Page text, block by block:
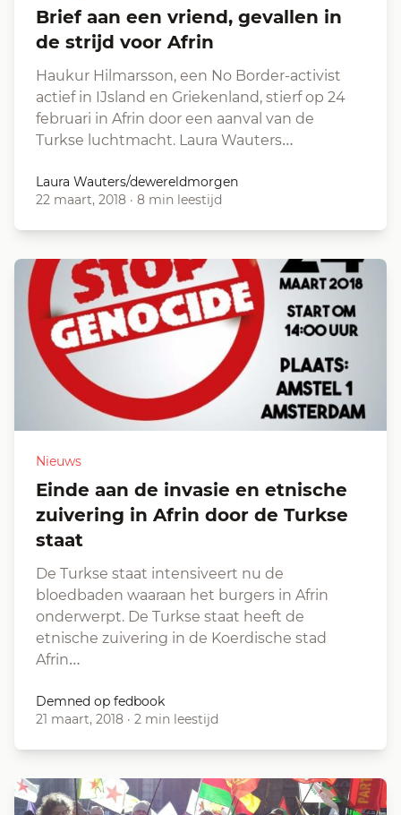
Brief aan een vriend, gevallen in
de strijd voor Afrin
Haukur Hilmarsson, een No Border-activist
actief in IJsland en Griekenland, stierf op 24
februari in Afrin door een aanval van de
Turkse luchtmacht. Laura Wauters…
Laura Wauters/dewereldmorgen
22 maart, 2018 · 8 min leestijd
Nieuws
Einde aan de invasie en etnische
zuivering in Afrin door de Turkse
staat
De Turkse staat intensiveert nu de
bloedbaden waaraan het burgers in Afrin
onderwerpt. De Turkse staat heeft de
etnische zuivering in de Koerdische stad
Afrin…
Demned op fedbook
21 maart, 2018 · 2 min leestijd